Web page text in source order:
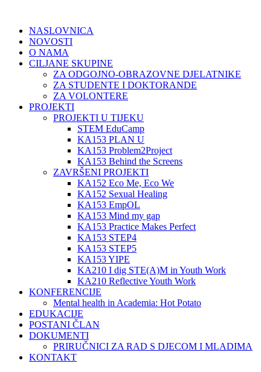
NASLOVNICA
NOVOSTI
O NAMA
CILJANE SKUPINE
ZA ODGOJNO-OBRAZOVNE DJELATNIKE
ZA STUDENTE I DOKTORANDE
ZA VOLONTERE
PROJEKTI
PROJEKTI U TIJEKU
STEM EduCamp
KA153 PLAN U
KA153 Problem2Project
KA153 Behind the Screens
ZAVRŠENI PROJEKTI
KA152 Eco Me, Eco We
KA152 Sexual Healing
KA153 EmpOL
KA153 Mind my gap
KA153 Practice Makes Perfect
KA153 STEP4
KA153 STEP5
KA153 YIPE
KA210 I dig STE(A)M in Youth Work
KA210 Reflective Youth Work
KONFERENCIJE
Mental health in Academia: Hot Potato
EDUKACIJE
POSTANI ČLAN
DOKUMENTI
PRIRUČNICI ZA RAD S DJECOM I MLADIMA
KONTAKT